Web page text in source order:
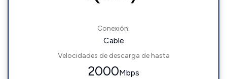
Conexión:
Cable
Velocidades de descarga de hasta
2000Mbps